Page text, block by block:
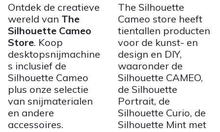
Ontdek de creatieve
wereld van The
Silhouette Cameo
Store. Koop
desktopsnijmachine
s inclusief de
Silhouette Cameo
plus onze selectie
van snijmaterialen
en andere
accessoires.
The Silhouette
Cameo store heeft
tientallen producten
voor de kunst- en
design en DIY,
waaronder de
Silhouette CAMEO,
de Silhouette
Portrait, de
Silhouette Curio, de
Silhouette Mint met